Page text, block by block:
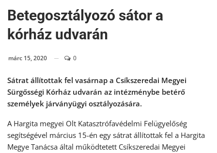
Betegosztályozó sátor a
kórház udvarán
márc 15, 2020 0
Sátrat állítottak fel vasárnap a Csíkszeredai Megyei
Sürgősségi Kórház udvarán az intézménybe betérő
személyek járványügyi osztályozására.
A Hargita megyei Olt Katasztrófavédelmi Felügyelőség
segítségével március 15-én egy sátrat állítottak fel a Hargita
Megye Tanácsa által működtetett Csíkszeredai Megyei